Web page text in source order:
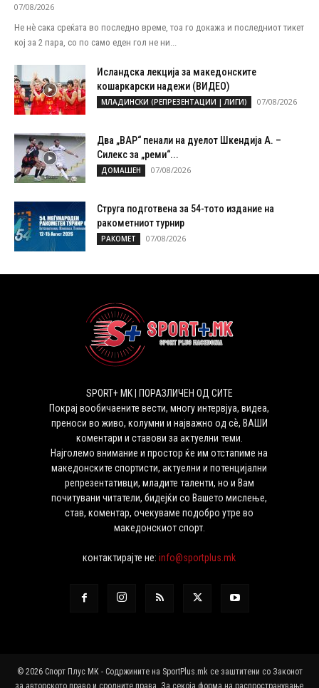
07/08/2026
Не нѐ сака среќата во последно време, тоа го докажа и последниот тикет
кој за 2 пара, со по само еден гол не ни...
Исландска лекција за македонските
кошаркарски надежи (ВИДЕО)
МЛАДИНСКИ (РЕПРЕЗЕНТАЦИИ | ЛИГИ) 07/08/2026
Два „ВАР“ пенали на дуелот Шкендија А. –
Силекс за „реми“...
ДОМАШЕН 07/08/2026
Струга подготвена за 54-тото издание на
ракометниот турнир
РАКОМЕТ 07/08/2026
SPORT+ MK | ПОРАЗЛИЧЕН ОД СИТЕ
Покрај вообичаените вести, многу интервјуа, видеа,
преноси во живо, колумни и најважно од сѐ, ВАШИ
коментари и ставови за актуелни теми.
Најголемо внимание и простор ќе им отстапиме на
македонските спортисти, актуелни и потенцијални
репрезентативци, младите таленти, но и Вам
почитувани читатели, бидејќи со Вашето мислење,
став, коментар, очекуваме подобро утре во
македонскиот спорт.
контактирајте не:info@sportplus.mk
© 2026 Спорт Плус МК - Содржините на SportPlus.mk се заштитени со Законот
за авторското право и сродните права. За секоја форма на распространување,